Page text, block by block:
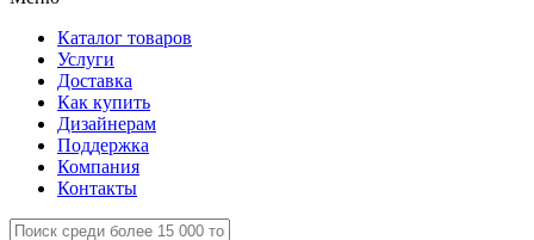
Каталог товаров
Услуги
Доставка
Как купить
Дизайнерам
Поддержка
Компания
Контакты